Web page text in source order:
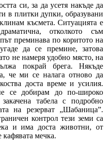
си, за да усетя накъде да
в плитки дупки, образувани
късмета. Ситуацията е
отколкото съм
преминава по коритото на
да се премине, затова
не намеря удобно място, на
покрай брега. Някъде
че ми се налага отново да
доста време и усилия.
се добирам до по-широко
табела с подробно
на резерват „Шабаница”.
контрол тези земи са
и има доста животни, от
кафявата мечка.